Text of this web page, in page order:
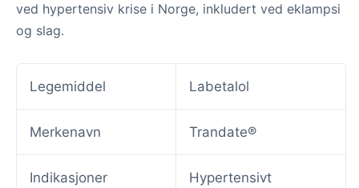
ved hypertensiv krise i Norge, inkludert ved eklampsi
og slag.
Legemiddel Labetalol
Merkenavn Trandate®
Indikasjoner
Hypertensivt